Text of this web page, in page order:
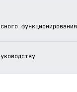
функционирования